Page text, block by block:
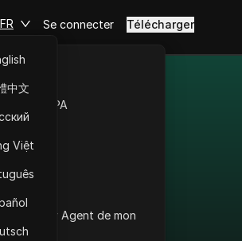
de la RPA
est le User Agent de mon
FR
中文
Việt
Se connecter Télécharger